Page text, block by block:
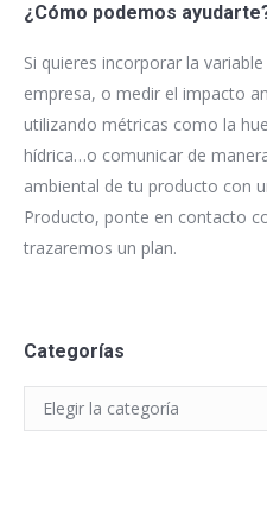
¿Cómo podemos
Si quieres incorporar la
empresa, o medir el impacto
utilizando métricas como la
hídrica…o comunicar de
ambiental de tu producto con
Producto, ponte en contacto
trazaremos un plan.
Categorías
Categorías